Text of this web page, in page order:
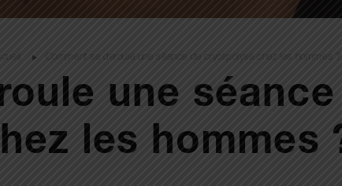
Comment se déroule une séance de cryolipolyse chez les hommes ?
une
les hommes